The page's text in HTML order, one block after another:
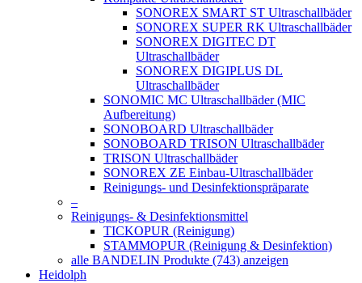
SONOREX SMART ST Ultraschallbäder
SONOREX SUPER RK Ultraschallbäder
SONOREX DIGITEC DT
Ultraschallbäder
SONOREX DIGIPLUS DL
Ultraschallbäder
SONOMIC MC Ultraschallbäder (MIC
Aufbereitung)
SONOBOARD Ultraschallbäder
SONOBOARD TRISON Ultraschallbäder
TRISON Ultraschallbäder
SONOREX ZE Einbau-Ultraschallbäder
Reinigungs- und Desinfektionspräparate
–
Reinigungs- & Desinfektionsmittel
TICKOPUR (Reinigung)
STAMMOPUR (Reinigung & Desinfektion)
alle BANDELIN Produkte (743) anzeigen
Heidolph